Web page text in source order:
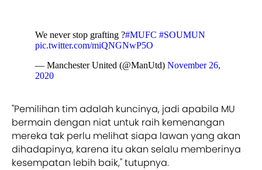
We never stop grafting ?#MUFC #SOUMUN
pic.twitter.com/miQNGNwP5O
— Manchester United (@ManUtd) November 26,
2020
"Pemilihan tim adalah kuncinya, jadi apabila MU
bermain dengan niat untuk raih kemenangan
mereka tak perlu melihat siapa lawan yang akan
dihadapinya, karena itu akan selalu memberinya
kesempatan lebih baik," tutupnya.